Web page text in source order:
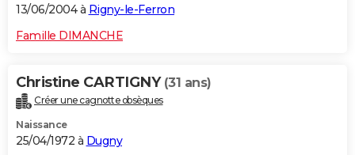
13/06/2004 à Rigny-le-Ferron
Famille DIMANCHE
Christine CARTIGNY (31 ans)
Créer une cagnotte obsèques
Naissance
25/04/1972 à Dugny